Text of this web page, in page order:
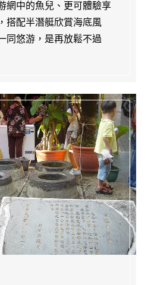
網中的魚兒、更可體驗享
搭配半潛艇欣賞海底風
同悠游，是再放鬆不過